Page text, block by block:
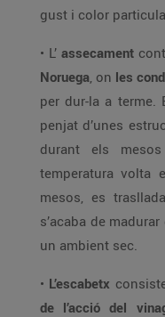
gust i color
• L’ assecament
Noruega, on les
per dur-la a terme.
penjat d’unes
durant els
temperatura volta
mesos, es
s’acaba de
un ambient sec.
• L’escabetx
de l’acció del